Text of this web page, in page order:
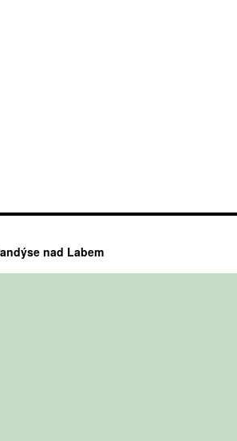
nad Labem